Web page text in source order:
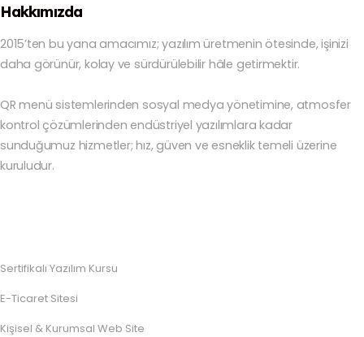
Hakkımızda
2015’ten bu yana amacımız; yazılım üretmenin ötesinde, işinizi
daha görünür, kolay ve sürdürülebilir hâle getirmektir.
QR menü sistemlerinden sosyal medya yönetimine, atmosfer
kontrol çözümlerinden endüstriyel yazılımlara kadar
sunduğumuz hizmetler; hız, güven ve esneklik temeli üzerine
kuruludur.
Sertifikalı Yazılım Kursu
E-Ticaret Sitesi
Kişisel & Kurumsal Web Site